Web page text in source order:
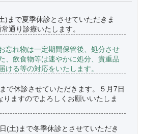
)まで夏季休診とさせていただきま
通り診療いたします。
忘れ物は一定期間保管後、処分させ
、飲食物等は速やかに処分、貴重品
ける等の対応をいたします。
で休診させていただきます。５月7日
りますのでよろしくお願いいたしま
(土)まで冬季休診とさせていただき